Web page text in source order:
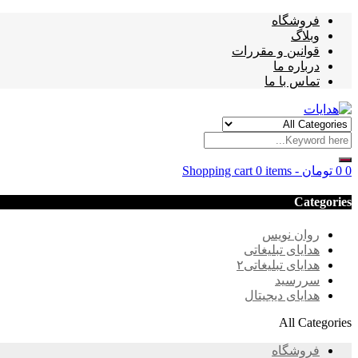
فروشگاه
وبلاگ
قوانین و مقررات
درباره ما
تماس با ما
Shopping cart 0 items - 0 تومان 0
Categories
روان نویس
هدایای تبلیغاتی
هدایای تبلیغاتی۲
سررسید
هدایای دیجیتال
All Categories
فروشگاه